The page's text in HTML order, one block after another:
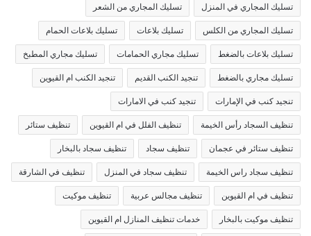
تسليك المجاري في المنزل تسليك المجاري من الشعر
تسليك المجاري من الكلس تسليك بلاعات تسليك بلاعات الحمام
تسليك بلاعات بالضغط تسليك مجاري الحمامات تسليك مجاري المطبخ
تسليك مجاري بالضغط تنجيد الكنب القديم تنجيد الكنب ام القيوين
تنجيد كنب في الإمارات تنجيد كنب في الامارات
تنظيف السجاد رأس الخيمة تنظيف الفلل في ام القيوين تنظيف ستائر
تنظيف ستائر في عجمان تنظيف سجاد تنظيف سجاد بالبخار
تنظيف سجاد راس الخيمة تنظيف سجاد في المنزل تنظيف في الشارقة
تنظيف في ام القيوين تنظيف مجالس عربية تنظيف موكيت
تنظيف موكيت بالبخار خدمات تنظيف المنازل ام القيوين